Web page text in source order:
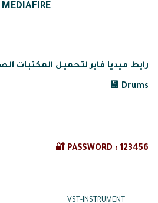
MEDIAFIRE
Drums 💾
PASSWORD : 123456 🔐
VST-INSTRUMENT